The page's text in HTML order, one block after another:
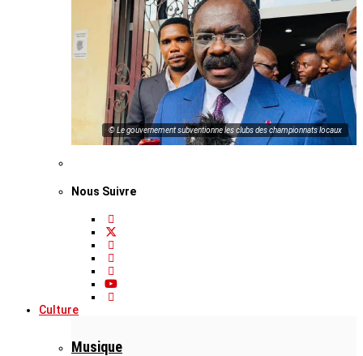
© Le gouvernement subventionne les clubs des championnats locaux
Nous Suivre
Culture
Musique